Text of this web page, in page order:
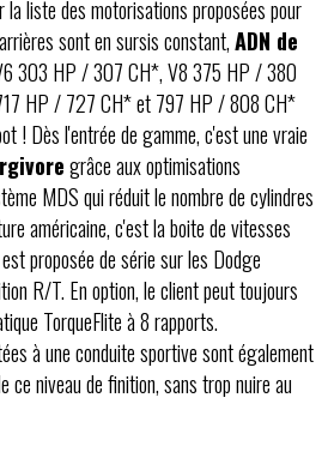
liste des motorisations proposées pour
sont en sursis constant,ADN de
303 HP / 307 CH*, V8 375 HP / 380
HP / 727 CH* et 797 HP / 808 CH*
! Dès l'entrée de gamme, c'est une vraie
grâce aux optimisations
MDS qui réduit le nombre de cylindres
américaine, c'est la boite de vitesses
proposée de série sur les Dodge
R/T. En option, le client peut toujours
TorqueFlite à 8 rapports.
à une conduite sportive sont également
ce niveau de finition, sans trop nuire au